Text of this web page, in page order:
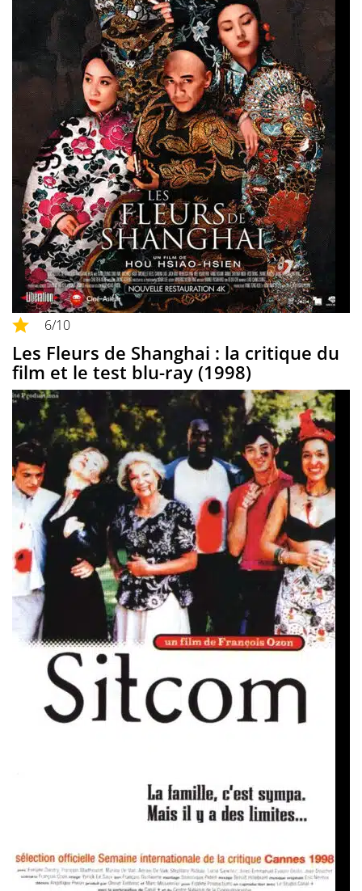
6/10
Les Fleurs de Shanghai : la critique du
film et le test blu-ray (1998)